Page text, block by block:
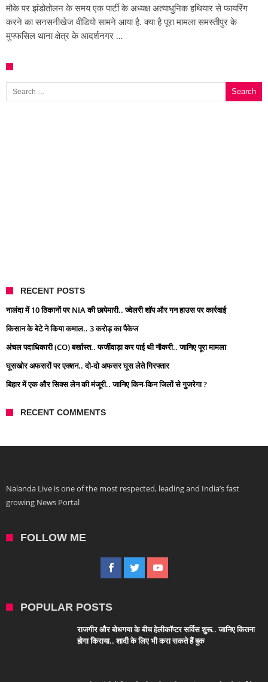
मौके पर झंडोतोलन के समय एक पार्टी के अध्यक्ष अत्याधुनिक हथियार से फायरिंग
करने का सनसनीखेज वीडियो सामने आया है. क्या है पूरा मामला समस्तीपुर के
मुफ्फसिल थाना क्षेत्र के आदर्शनगर …
Search for:
RECENT POSTS
नालंदा में 10 ठिकानों पर NIA की छापेमारी.. ज्वेलरी शॉप और गन हाउस पर कार्रवाई
किसान के बेटे ने किया कमाल.. 3 करोड़ का पैकेज
अंचल पदाधिकारी (CO) बर्खास्त.. फर्जीवाड़ा कर पाई थी नौकरी.. जानिए पूरा मामला
घूसखोर अफसरों पर एक्शन.. दो-दो अफसर घूस लेते गिरफ्तार
बिहार में एक और सिक्स लेन की मंजूरी.. जानिए किन-किन जिलों से गुजरेगा ?
RECENT COMMENTS
Nalanda Live is one of the most respected, leading and India’s fast
growing News Portal
FOLLOW ME
POPULAR POSTS
राजगीर और बोधगया के बीच हेलीकॉप्टर सर्विस शुरू.. जानिए कितना
होगा किराया.. शादी के लिए भी करा सकते हैं बुक